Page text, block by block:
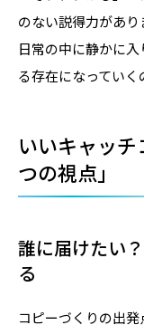
のない説得力があり
日常の中に静かに
る存在になっていく
いいキャッ
つの視点」
誰に届けたい
る
コピーづくりの出